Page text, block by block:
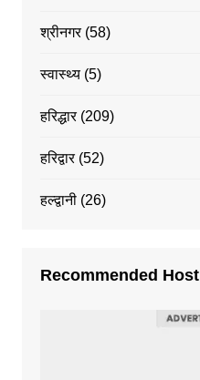
श्रीनगर(58)
स्वास्थ्य(5)
हरिद्धार(209)
हरिद्वार(52)
हल्द्वानी(26)
Recommended Host